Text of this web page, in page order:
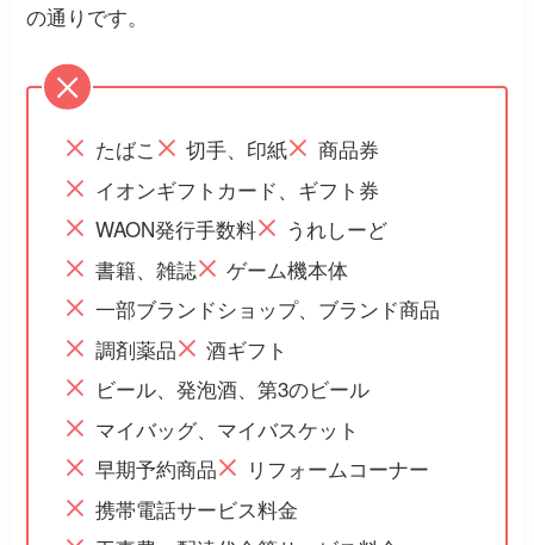
の通りです。
たばこ 切手、印紙
商品券
イオンギフトカード、ギフト券
WAON発行手数料
うれしーど
書籍、雑誌
ゲーム機本体
一部ブランドショップ、ブランド商品
調剤薬品
酒ギフト
ビール、発泡酒、第3のビール
マイバッグ、マイバスケット
早期予約商品
リフォームコーナー
携帯電話サービス料金